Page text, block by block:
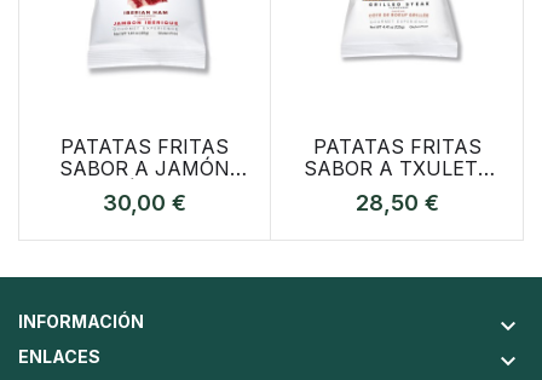
PATATAS FRITAS
SABOR A JAMÓN
IBÉRICO
30,00 €
PATATAS FRITAS
SABOR A TXULETA
A LA BRASA
28,50 €
INFORMACIÓN keyboard_arrow_down
ENLACES keyboard_arrow_down